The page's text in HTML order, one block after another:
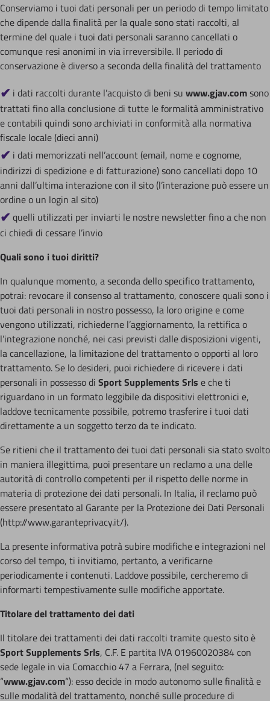
Conserviamo i tuoi dati personali per un periodo di tempo limitato
che dipende dalla finalità per la quale sono stati raccolti, al
termine del quale i tuoi dati personali saranno cancellati o
comunque resi anonimi in via irreversibile. Il periodo di
conservazione è diverso a seconda della finalità del trattamento
i dati raccolti durante l’acquisto di beni su www.gjav.comsono
trattati fino alla conclusione di tutte le formalità amministrativo
e contabili quindi sono archiviati in conformità alla normativa
fiscale locale (dieci anni)
i dati memorizzati nell’account (email, nome e cognome,
indirizzi di spedizione e di fatturazione) sono cancellati dopo 10
anni dall’ultima interazione con il sito (l’interazione può essere un
ordine o un login al sito)
quelli utilizzati per inviarti le nostre newsletter fino a che non
ci chiedi di cessare l’invio
Quali sono i tuoi diritti?
In qualunque momento, a seconda dello specifico trattamento,
potrai: revocare il consenso al trattamento, conoscere quali sono i
tuoi dati personali in nostro possesso, la loro origine e come
vengono utilizzati, richiederne l’aggiornamento, la rettifica o
l’integrazione nonché, nei casi previsti dalle disposizioni vigenti,
la cancellazione, la limitazione del trattamento o opporti al loro
trattamento. Se lo desideri, puoi richiedere di ricevere i dati
personali in possesso di Sport Supplements Srls e che ti
riguardano in un formato leggibile da dispositivi elettronici e,
laddove tecnicamente possibile, potremo trasferire i tuoi dati
direttamente a un soggetto terzo da te indicato.
Se ritieni che il trattamento dei tuoi dati personali sia stato svolto
in maniera illegittima, puoi presentare un reclamo a una delle
autorità di controllo competenti per il rispetto delle norme in
materia di protezione dei dati personali. In Italia, il reclamo può
essere presentato al Garante per la Protezione dei Dati Personali
(http://www.garanteprivacy.it/).
La presente informativa potrà subire modifiche e integrazioni nel
corso del tempo, ti invitiamo, pertanto, a verificarne
periodicamente i contenuti. Laddove possibile, cercheremo di
informarti tempestivamente sulle modifiche apportate.
Titolare del trattamento dei dati
Il titolare dei trattamenti dei dati raccolti tramite questo sito è
Sport Supplements Srls, C.F. E partita IVA 01960020384 con
sede legale in via Comacchio 47 a Ferrara, (nel seguito:
“www.gjav.com“): esso decide in modo autonomo sulle finalità e
sulle modalità del trattamento, nonché sulle procedure di